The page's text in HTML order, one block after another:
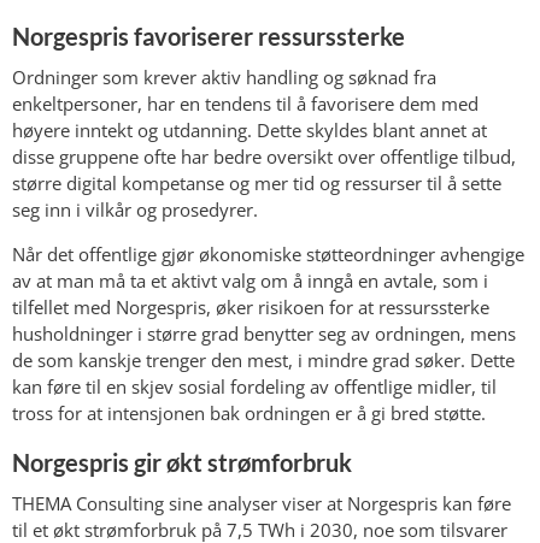
Norgespris favoriserer ressurssterke
Ordninger som krever aktiv handling og søknad fra
enkeltpersoner, har en tendens til å favorisere dem med
høyere inntekt og utdanning. Dette skyldes blant annet at
disse gruppene ofte har bedre oversikt over offentlige tilbud,
større digital kompetanse og mer tid og ressurser til å sette
seg inn i vilkår og prosedyrer.
Når det offentlige gjør økonomiske støtteordninger avhengige
av at man må ta et aktivt valg om å inngå en avtale, som i
tilfellet med Norgespris, øker risikoen for at ressurssterke
husholdninger i større grad benytter seg av ordningen, mens
de som kanskje trenger den mest, i mindre grad søker. Dette
kan føre til en skjev sosial fordeling av offentlige midler, til
tross for at intensjonen bak ordningen er å gi bred støtte.
Norgespris gir økt strømforbruk
THEMA Consulting sine analyser viser at Norgespris kan føre
til et økt strømforbruk på 7,5 TWh i 2030, noe som tilsvarer